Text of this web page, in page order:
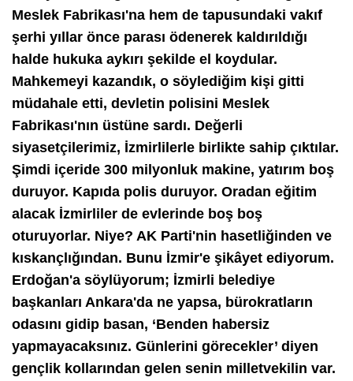
Meslek Fabrikası'na hem de tapusundaki vakıf
şerhi yıllar önce parası ödenerek kaldırıldığı
halde hukuka aykırı şekilde el koydular.
Mahkemeyi kazandık, o söylediğim kişi gitti
müdahale etti, devletin polisini Meslek
Fabrikası'nın üstüne sardı. Değerli
siyasetçilerimiz, İzmirlilerle birlikte sahip çıktılar.
Şimdi içeride 300 milyonluk makine, yatırım boş
duruyor. Kapıda polis duruyor. Oradan eğitim
alacak İzmirliler de evlerinde boş boş
oturuyorlar. Niye? AK Parti'nin hasetliğinden ve
kıskançlığından. Bunu İzmir'e şikâyet ediyorum.
Erdoğan'a söylüyorum; İzmirli belediye
başkanları Ankara'da ne yapsa, bürokratların
odasını gidip basan, ‘Benden habersiz
yapmayacaksınız. Günlerini görecekler’ diyen
gençlik kollarından gelen senin milletvekilin var.